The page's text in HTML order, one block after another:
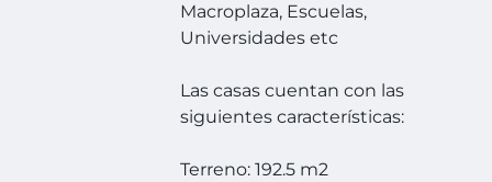
Macroplaza, Escuelas,
Universidades etc
Las casas cuentan con las
siguientes características:
Terreno: 192.5 m2